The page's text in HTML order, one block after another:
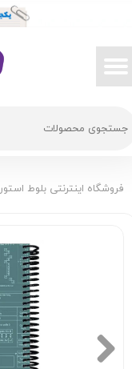
حساب کاربری من
تغییر گذر واژه
فروشگاه اینترنتی بلوط استور